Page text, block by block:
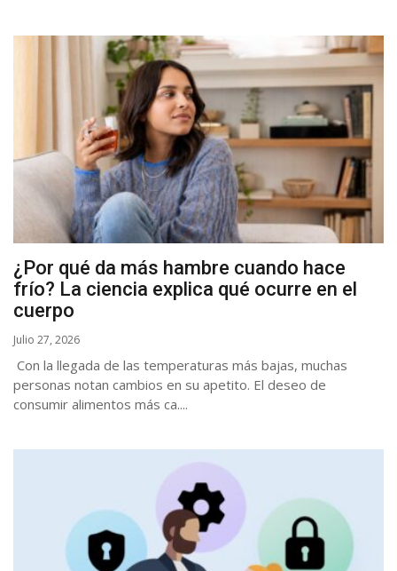
¿Por qué da más hambre cuando hace
frío? La ciencia explica qué ocurre en el
cuerpo
Julio 27, 2026
Con la llegada de las temperaturas más bajas, muchas
personas notan cambios en su apetito. El deseo de
consumir alimentos más ca....